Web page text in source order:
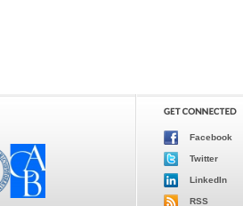
Facebook
Twitter
LinkedIn
RSS